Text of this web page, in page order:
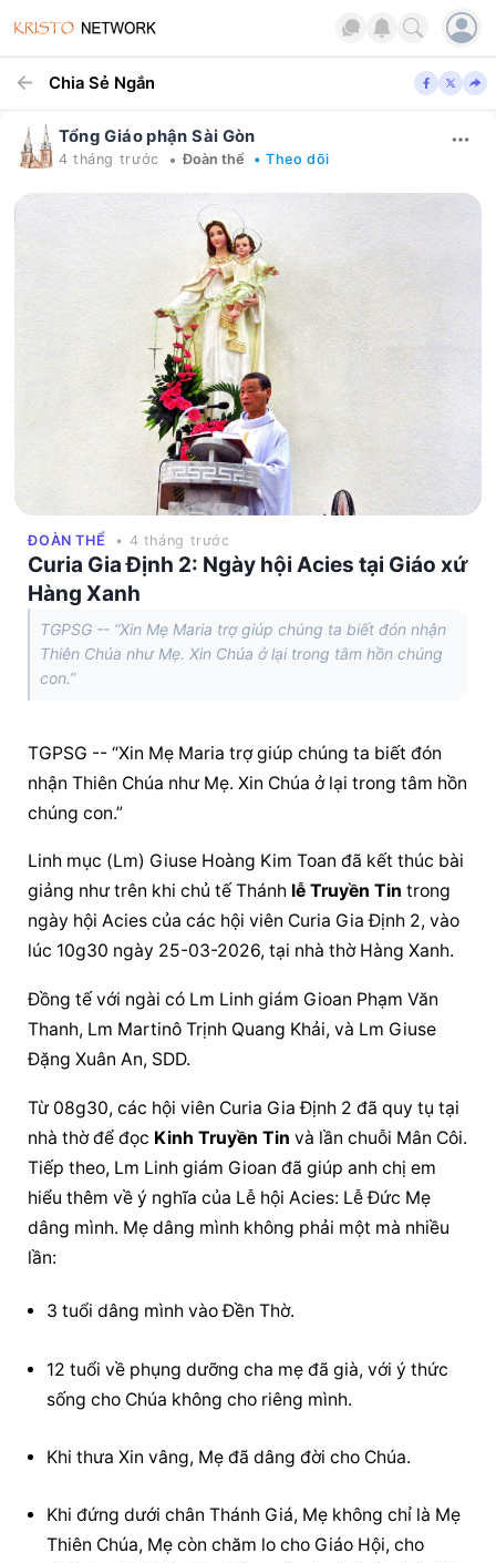
Chia Sẻ Ngắn
Tổng Giáo phận Sài Gòn
4 tháng trước • Đoàn thể • Theo dõi
ĐOÀN THỂ • 4 tháng trước
Curia Gia Định 2: Ngày hội Acies tại Giáo xứ
Hàng Xanh
TGPSG -- “Xin Mẹ Maria trợ giúp chúng ta biết đón nhận
Thiên Chúa như Mẹ. Xin Chúa ở lại trong tâm hồn chúng
con.”
TGPSG -- “Xin Mẹ Maria trợ giúp chúng ta biết đón
nhận Thiên Chúa như Mẹ. Xin Chúa ở lại trong tâm hồn
chúng con.”
Linh mục (Lm) Giuse Hoàng Kim Toan đã kết thúc bài
giảng như trên khi chủ tế Thánh lễ Truyền Tin trong
ngày hội Acies của các hội viên Curia Gia Định 2, vào
lúc 10g30 ngày 25-03-2026, tại nhà thờ Hàng Xanh.
Đồng tế với ngài có Lm Linh giám Gioan Phạm Văn
Thanh, Lm Martinô Trịnh Quang Khải, và Lm Giuse
Đặng Xuân An, SDD.
Từ 08g30, các hội viên Curia Gia Định 2 đã quy tụ tại
nhà thờ để đọc Kinh Truyền Tin và lần chuỗi Mân Côi.
Tiếp theo, Lm Linh giám Gioan đã giúp anh chị em
hiểu thêm về ý nghĩa của Lễ hội Acies: Lễ Đức Mẹ
dâng mình. Mẹ dâng mình không phải một mà nhiều
lần:
3 tuổi dâng mình vào Đền Thờ.
12 tuổi về phụng dưỡng cha mẹ đã già, với ý thức
sống cho Chúa không cho riêng mình.
Khi thưa Xin vâng, Mẹ đã dâng đời cho Chúa.
Khi đứng dưới chân Thánh Giá, Mẹ không chỉ là Mẹ
Thiên Chúa, Mẹ còn chăm lo cho Giáo Hội, cho